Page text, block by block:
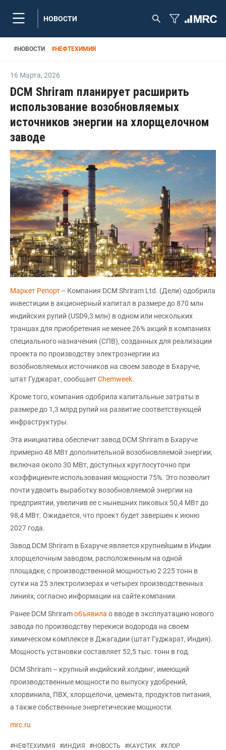
НОВОСТИ
#НОВОСТИ #НЕФТЕХИМИЯ
16 Марта, 2026
DCM Shriram планирует расширить
использование возобновляемых
источников энергии на хлорщелочном
заводе
Маркет Репорт-- Компания DCM Shriram Ltd. (Дели) одобрила
инвестиции в акционерный капитал в размере до 870 млн
индийских рупий (USD9,3 млн) в одном или нескольких
траншах для приобретения не менее 26% акций в компаниях
специального назначения (СПВ), созданных для реализации
проекта по производству электроэнергии из
возобновляемых источников на своем заводе в Бхаруче,
штат Гуджарат, сообщаетСhemweek.
Кроме того, компания одобрила капитальные затраты в
размере до 1,3 млрд рупий на развитие соответствующей
инфраструктуры.
Эта инициатива обеспечит завод DCM Shriram в Бхаруче
примерно 48 МВт дополнительной возобновляемой энергии,
включая около 30 МВт, доступных круглосуточно при
коэффициенте использования мощности 75%. Это позволит
почти удвоить выработку возобновляемой энергии на
предприятии, увеличив ее с нынешних пиковых 50,4 МВт до
98,4 МВт. Ожидается, что проект будет завершен к июню
2027 года.
Завод DCM Shriram в Бхаруче является крупнейшим в Индии
хлорщелочным заводом, расположенным на одной
площадке, с производственной мощностью 2 225 тонн в
сутки на 25 электролизерах и четырех производственных
линиях, согласно информации на сайте компании.
Ранее DCM Shriramобъявила о вводе в эксплуатацию нового
завода по производству перекиси водорода на своем
химическом комплексе в Джагадии (штат Гуджарат, Индия).
Мощность установки составляет 52,5 тыс. тонн в год.
DCM Shriram – крупный индийский холдинг, имеющий
производственные мощности по выпуску удобрений,
хлорвинила, ПВХ, хлорщелочи, цемента, продуктов питания,
а также собственные энергетические мощности.
mrc.ru
#НЕФТЕХИМИЯ #ИНДИЯ #НОВОСТЬ #КАУСТИК #ХЛОР